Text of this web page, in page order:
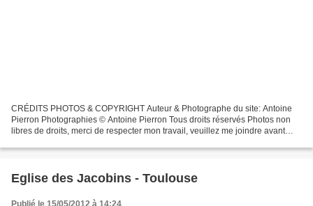
CRÉDITS PHOTOS & COPYRIGHT Auteur & Photographe du site: Antoine
Pierron Photographies © Antoine Pierron Tous droits réservés Photos non
libres de droits, merci de respecter mon travail, veuillez me joindre avant
Eglise des Jacobins - Toulouse
Publié le 15/05/2012 à 14:24